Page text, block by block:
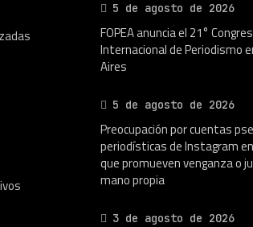
5 de agosto de 2026
FOPEA anuncia el 21°
Internacional de Periodismo
Aires
5 de agosto de 2026
Preocupación por cuentas
periodísticas de Instagram
que promueven venganza o
mano propia
3 de agosto de 2026